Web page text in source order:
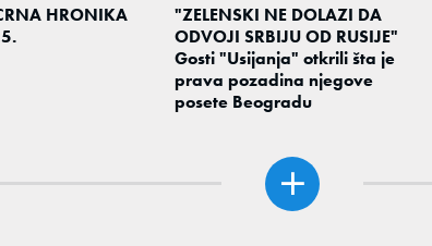
HRONIKA
"ZELENSKI NE DOLAZI DA
ODVOJI SRBIJU OD RUSIJE"
Gosti "Usijanja" otkrili šta je
prava pozadina njegove
posete Beogradu